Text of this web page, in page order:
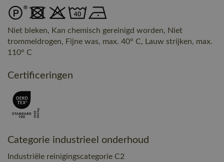
Niet bleken, Kan chemisch gereinigd worden, Niet
trommeldrogen, Fijne was, max. 40° C, Lauw strijken, max.
110° C
Certificeringen
Categorie industrieel onderhoud
Industriële reinigingscategorie C2